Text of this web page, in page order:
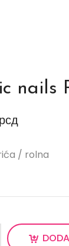
nails
рсд
/ rolna